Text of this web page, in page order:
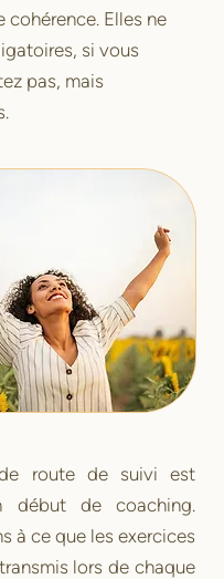
cohérence. Elles ne
si vous
pas, mais
route de suivi est
début de coaching.
à ce que les exercices
lors de chaque